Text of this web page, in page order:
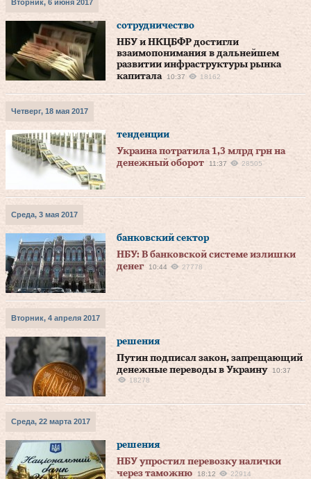
Вторник, 6 июня 2017
сотрудничество
НБУ и НКЦБФР достигли
взаимопонимания в дальнейшем
развитии инфраструктуры рынка
капитала
10:37 18162
Четверг, 18 мая 2017
тенденции
Украина потратила 1,3 млрд грн на
денежный оборот
11:37 28505
Среда, 3 мая 2017
банковский сектор
НБУ: В банковской системе излишки
денег
10:44 27778
Вторник, 4 апреля 2017
решения
Путин подписал закон, запрещающий
денежные переводы в Украину
10:37
18278
Среда, 22 марта 2017
решения
НБУ упростил перевозку налички
через таможню
18:12 22914